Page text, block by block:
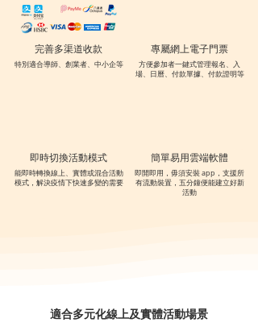
完善多渠道收款
特別適合導師、創業者、中小企等
即時切換活動模式
能即時轉換線上、實體或混合活動
模式，解決疫情下快速多變的需要
專屬網上電子門票
方便參加者一鍵式管理報名、入
場、日曆、付款單據、付款證明等
簡單易用雲端軟體
​即開即用，毋須安裝 app，支援所
有流動裝置，五分鐘便能建立好新
活動
適合多元化線上及實體活動場景